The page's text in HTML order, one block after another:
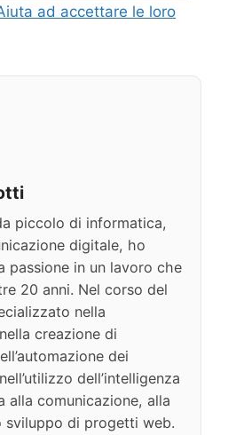
ad accettare le loro
piccolo di informatica,
digitale, ho
passione in un lavoro che
20 anni. Nel corso del
nella
creazione di
dei
dell’intelligenza
alla comunicazione, alla
sviluppo di progetti web.